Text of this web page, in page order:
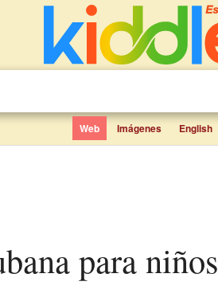
Web Imágenes English
para niños